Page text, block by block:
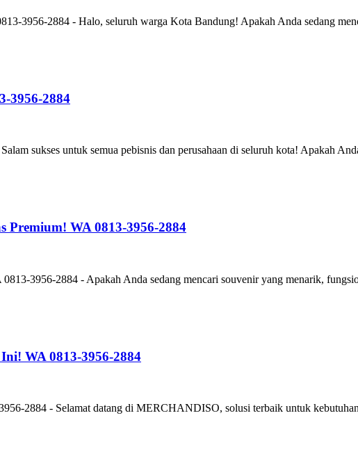
3956-2884 - Halo, seluruh warga Kota Bandung! Apakah Anda sedang
3956-2884
sukses untuk semua pebisnis dan perusahaan di seluruh kota! Apakah
WA 0813-3956-2884
3956-2884 - Apakah Anda sedang mencari souvenir yang menarik,
WA 0813-3956-2884
2884 - Selamat datang di MERCHANDISO, solusi terbaik untuk